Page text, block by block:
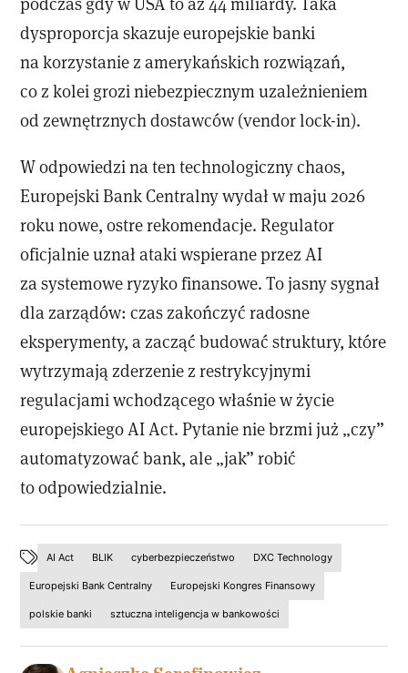
dysproporcja skazuje europejskie banki
na korzystanie z amerykańskich rozwiązań,
co z kolei grozi niebezpiecznym uzależnieniem
od zewnętrznych dostawców (vendor lock-in).
W odpowiedzi na ten technologiczny chaos,
Europejski Bank Centralny wydał w maju 2026
roku nowe, ostre rekomendacje. Regulator
oficjalnie uznał ataki wspierane przez AI
za systemowe ryzyko finansowe. To jasny sygnał
dla zarządów: czas zakończyć radosne
eksperymenty, a zacząć budować struktury, które
wytrzymają zderzenie z restrykcyjnymi
regulacjami wchodzącego właśnie w życie
europejskiego AI Act. Pytanie nie brzmi już „czy”
automatyzować bank, ale „jak” robić
to odpowiedzialnie.
AI Act BLIK cyberbezpieczeństwo DXC Technology
Europejski Bank Centralny Europejski Kongres Finansowy
polskie banki sztuczna inteligencja w bankowości